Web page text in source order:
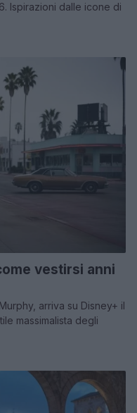
Ispirazioni dalle icone di
vestirsi anni
arriva su Disney+ il
massimalista degli